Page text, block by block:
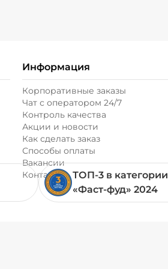
Информация
Корпоративные заказы
Чат с оператором 24/7
Контроль качества
Акции и новости
Как сделать заказ
Способы оплаты
Вакансии
Контакты
ТОП-3 в категории
«Фаст-фуд» 2024